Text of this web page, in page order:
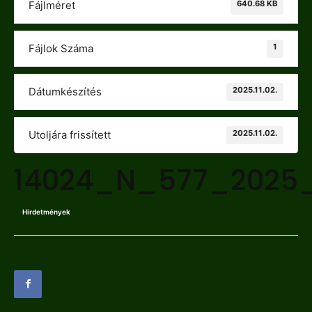
Fájlméret 640.68 KB
Fájlok Száma 1
Dátumkészítés 2025.11.02.
Utoljára frissített 2025.11.02.
Hirdetmények